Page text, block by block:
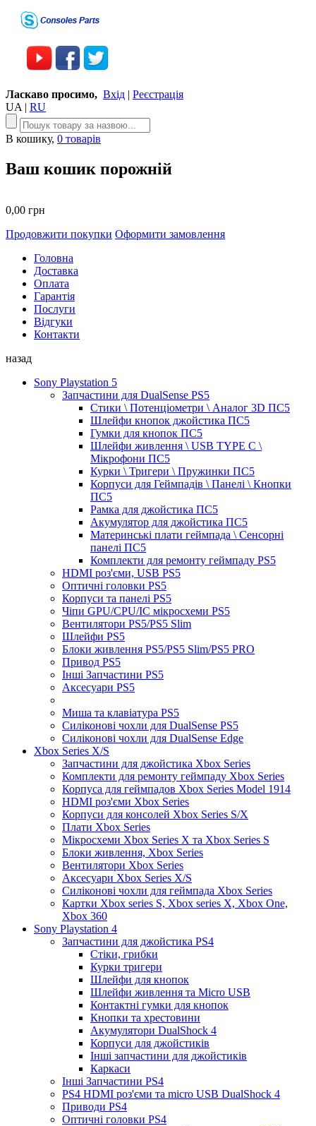
Ласкаво просимо, Вхід | Реєстрація
UA | RU
В кошику, 0 товарів
Ваш кошик порожній
0,00 грн
Продовжити покупки Оформити замовлення
Головна
Доставка
Оплата
Гарантія
Послуги
Відгуки
Контакти
назад
Sony Playstation 5
Запчастини для DualSense PS5
Стики \ Потенціометри \ Аналог 3D ПС5
Шлейфи кнопок джойстика ПС5
Гумки для кнопок ПС5
Шлейфи живлення \ USB TYPE C \
Мікрофони ПС5
Курки \ Тригери \ Пружинки ПС5
Корпуси для Геймпадів \ Панелі \ Кнопки
ПС5
Рамка для джойстика ПС5
Акумулятор для джойстика ПС5
Материнські плати геймпада \ Сенсорні
панелі ПС5
Комплекти для ремонту геймпаду PS5
HDMI роз'єми, USB PS5
Оптичні головки PS5
Корпуси та панелі PS5
Чіпи GPU/CPU/IC мікросхеми PS5
Вентилятори PS5/PS5 Slim
Шлейфи PS5
Блоки живлення PS5/PS5 Slim/PS5 PRO
Привод PS5
Інші Запчастини PS5
Аксесуари PS5
Миша та клавіатура PS5
Силіконові чохли для DualSense PS5
Силіконові чохли для DualSense Edge
Xbox Series X/S
Запчастини для джойстика Xbox Series
Комплекти для ремонту геймпаду Xbox Series
Корпуса для геймпадов Xbox Series Model 1914
HDMI роз'єми Xbox Series
Корпуси для консолей Xbox Series S/X
Плати Xbox Series
Мікросхеми Xbox Series X та Xbox Series S
Блоки живлення, Xbox Series
Вентилятори Xbox Series
Аксесуари Xbox Series X/S
Силіконові чохли для геймпада Xbox Series
Картки Xbox series S, Xbox series X, Xbox One,
Xbox 360
Sony Playstation 4
Запчастини для джойстика PS4
Стіки, грибки
Курки тригери
Шлейфи для кнопок
Шлейфи живлення та Micro USB
Контактні гумки для кнопок
Кнопки та хрестовини
Акумулятори DualShock 4
Корпуси для джойстиків
Інші запчастини для джойстиків
Каркаси
Інші Запчастини PS4
PS4 HDMI роз'єми та micro USB DualShock 4
Приводи PS4
Оптичні головки PS4